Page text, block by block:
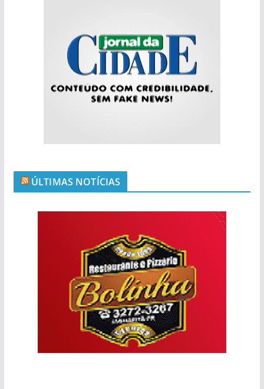
ÚLTIMAS NOTÍCIAS